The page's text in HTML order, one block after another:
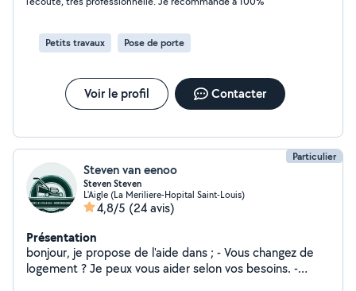
Petits travaux Pose de porte
Voir le profil Contacter
Particulier
Steven van eenoo
Steven Steven
L'Aigle (La Meriliere-Hopital Saint-Louis)
4,8/5 (24 avis)
Présentation
bonjour, je propose de l'aide dans ; - Vous changez de
logement ? Je peux vous aider selon vos besoins. -